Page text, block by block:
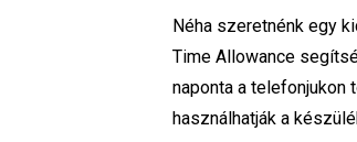
Néha szeretnénk egy
Time Allowance
naponta a telefonjukon
használhatják a